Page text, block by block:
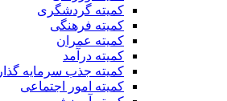
کمیته گردشگری
کمیته فرهنگی
کمیته عمران
کمیته درآمد
کمیته جذب سرمایه گذار
کمیته امور اجتماعی